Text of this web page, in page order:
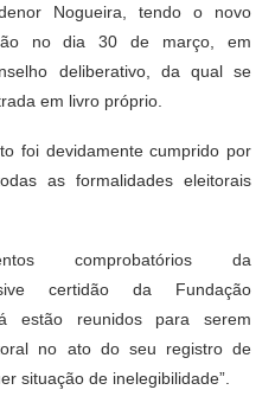
Nogueira, tendo o novo
no dia 30 de março, em
deliberativo, da qual se
em livro próprio.
foi devidamente cumprido por
as formalidades eleitorais
comprobatórios da
certidão da Fundação
estão reunidos para serem
no ato do seu registro de
situação de inelegibilidade”.